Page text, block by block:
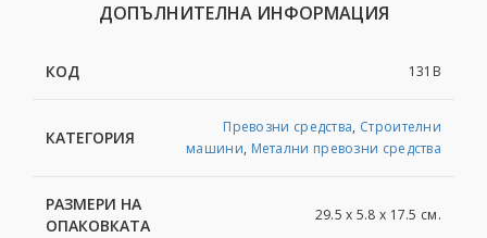
ДОПЪЛНИТЕЛНА ИНФОРМАЦИЯ
КОД 131B
КАТЕГОРИЯ
Превозни средства, Строителни
машини, Метални превозни средства
РАЗМЕРИ НА
ОПАКОВКАТА
29.5 x 5.8 x 17.5 см.